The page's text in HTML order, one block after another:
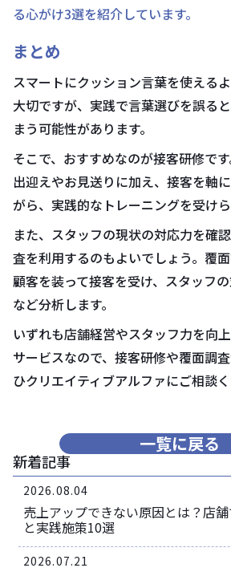
る心がけ3選を紹介しています。
まとめ
スマートにクッション言葉を使える
大切ですが、実践で言葉選びを誤る
まう可能性があります。
そこで、おすすめなのが接客研修で
出迎えやお見送りに加え、接客を軸
がら、実践的なトレーニングを受けら
また、スタッフの現状の対応力を確
査を利用するのもよいでしょう。覆
顧客を装って接客を受け、スタッフ
など分析します。
いずれも店舗経営やスタッフ力を向
サービスなので、接客研修や覆面調
ひクリエイティブアルファにご相談く
一覧に戻る
新着記事
2026.08.04
売上アップできない原因とは？店
と実践施策10選
2026.07.21